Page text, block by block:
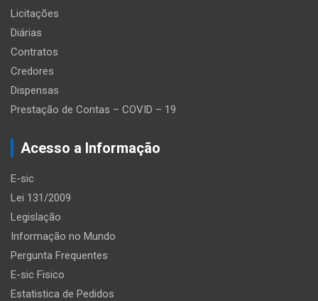
Licitações
Diárias
Contratos
Credores
Dispensas
Prestação de Contas – COVID – 19
Acesso a Informação
E-sic
Lei 131/2009
Legislação
Informação no Mundo
Pergunta Frequentes
E-sic Fisico
Estatistica de Pedidos